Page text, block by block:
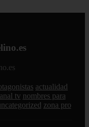
actualidad
tv nombres para
zona pro